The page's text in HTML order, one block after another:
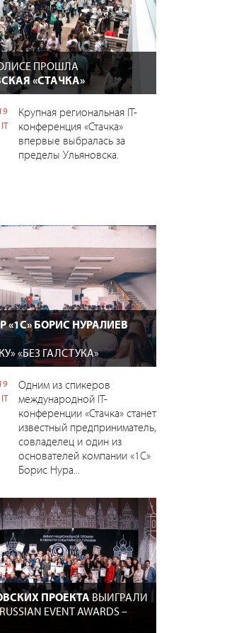
ПРОШЛА
«СТАЧКА»
IT
Крупная региональная IT-
конференция «Стачка»
впервые выбралась за
пределы Ульяновска.
«1С» БОРИС НУРАЛИЕВ
«БЕЗ ГАЛСТУКА»
IT
Одним из спикеров
международной IT-
конференции «Стачка» станет
известный предприниматель,
совладелец и один из
основателей компании «1C»
Борис Нура...
ПРОЕКТАВЫИГРАЛИ
EVENT AWARDS –